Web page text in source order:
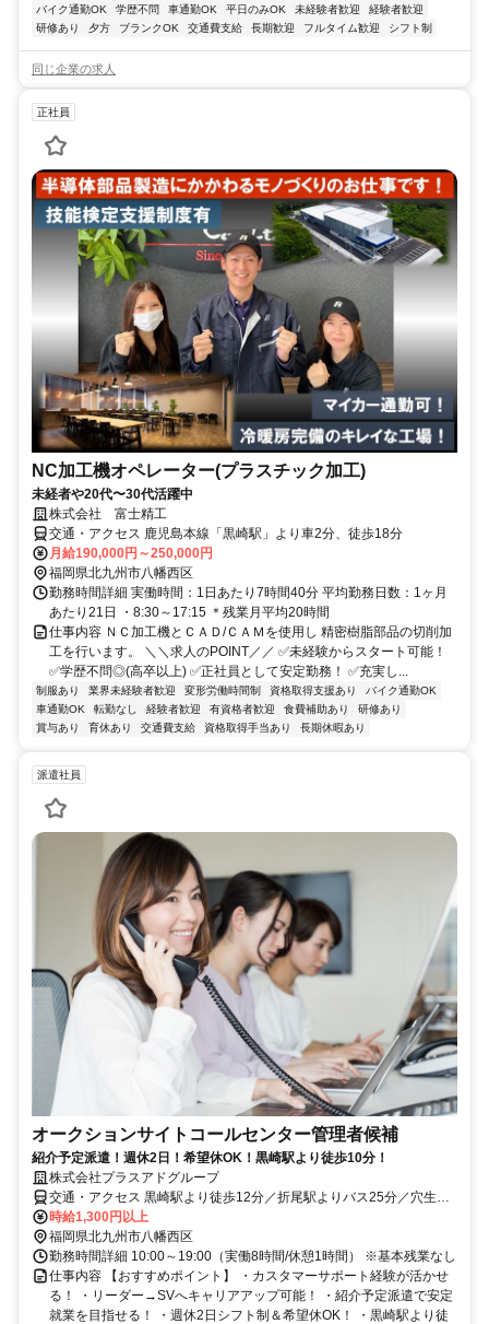
バイク通勤OK
学歴不問 車通勤OK 平日のみOK 未経験者歓迎
経験者歓迎
研修あり
夕方 ブランクOK 交通費支給 長期歓迎 フルタイム歓迎 シフト制
同じ企業の求人
正社員
NC加工機オペレーター(プラスチック加工)
未経者や20代〜30代活躍中
株式会社 富士精工
交通・アクセス 鹿児島本線「黒崎駅」より車2分、徒歩18分
月給190,000円～250,000円
福岡県北九州市八幡西区
勤務時間詳細 実働時間：1日あたり7時間40分 平均勤務日数：1ヶ月
あたり21日 ・8:30～17:15 ＊残業月平均20時間
仕事内容 ＮＣ加工機とＣＡＤ/ＣＡＭを使用し 精密樹脂部品の切削加
工を行います。 ＼＼求人のPOINT／／ ✅未経験からスタート可能！
✅学歴不問◎(高卒以上) ✅正社員として安定勤務！ ✅充実し...
制服あり 業界未経験者歓迎 変形労働時間制 資格取得支援あり
バイク通勤OK
車通勤OK
転勤なし 経験者歓迎 有資格者歓迎 食費補助あり
研修あり
賞与あり
育休あり 交通費支給 資格取得手当あり 長期休暇あり
派遣社員
オークションサイトコールセンター管理者候補
紹介予定派遣！週休2日！希望休OK！黒崎駅より徒歩10分！
株式会社プラスアドグループ
交通・アクセス 黒崎駅より徒歩12分／折尾駅よりバス25分／穴生駅
よりバス15分
時給1,300円以上
福岡県北九州市八幡西区
勤務時間詳細 10:00～19:00（実働8時間/休憩1時間） ※基本残業なし
仕事内容 【おすすめポイント】 ・カスタマーサポート経験が活かせ
る！ ・リーダー→SVへキャリアアップ可能！ ・紹介予定派遣で安定
就業を目指せる！ ・週休2日シフト制＆希望休OK！ ・黒崎駅より徒